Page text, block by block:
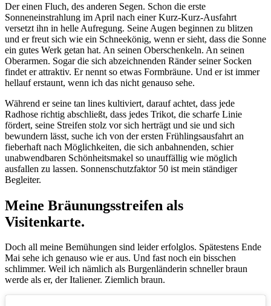
Der einen Fluch, des anderen Segen. Schon die erste
Sonneneinstrahlung im April nach einer Kurz-Kurz-Ausfahrt
versetzt ihn in helle Aufregung. Seine Augen beginnen zu blitzen
und er freut sich wie ein Schneekönig, wenn er sieht, dass die Sonne
ein gutes Werk getan hat. An seinen Oberschenkeln. An seinen
Oberarmen. Sogar die sich abzeichnenden Ränder seiner Socken
findet er attraktiv. Er nennt so etwas Formbräune. Und er ist immer
hellauf erstaunt, wenn ich das nicht genauso sehe.
Während er seine tan lines kultiviert, darauf achtet, dass jede
Radhose richtig abschließt, dass jedes Trikot, die scharfe Linie
fördert, seine Streifen stolz vor sich herträgt und sie und sich
bewundern lässt, suche ich von der ersten Frühlingsausfahrt an
fieberhaft nach Möglichkeiten, die sich anbahnenden, schier
unabwendbaren Schönheitsmakel so unauffällig wie möglich
ausfallen zu lassen. Sonnenschutzfaktor 50 ist mein ständiger
Begleiter.
Meine Bräunungsstreifen als
Visitenkarte.
Doch all meine Bemühungen sind leider erfolglos. Spätestens Ende
Mai sehe ich genauso wie er aus. Und fast noch ein bisschen
schlimmer. Weil ich nämlich als Burgenländerin schneller braun
werde als er, der Italiener. Ziemlich braun.